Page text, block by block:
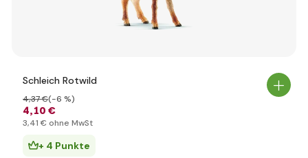
Schleich Rotwild
4,10 €
4,37 €(-6 %)
3,41 € ohne MwSt
+ 4 Punkte